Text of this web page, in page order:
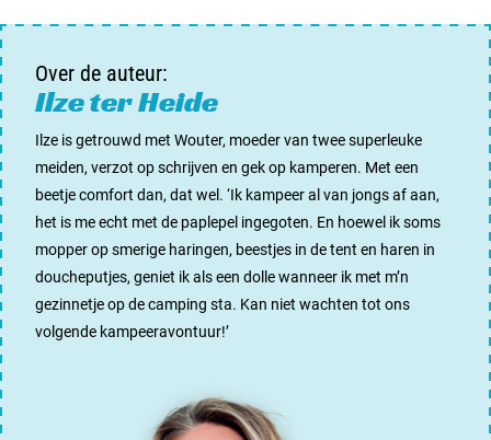
Over de auteur:
Ilze ter Heide
Ilze is getrouwd met Wouter, moeder van twee superleuke
meiden, verzot op schrijven en gek op kamperen. Met een
beetje comfort dan, dat wel. ‘Ik kampeer al van jongs af aan,
het is me echt met de paplepel ingegoten. En hoewel ik soms
mopper op smerige haringen, beestjes in de tent en haren in
doucheputjes, geniet ik als een dolle wanneer ik met m’n
gezinnetje op de camping sta. Kan niet wachten tot ons
volgende kampeeravontuur!’